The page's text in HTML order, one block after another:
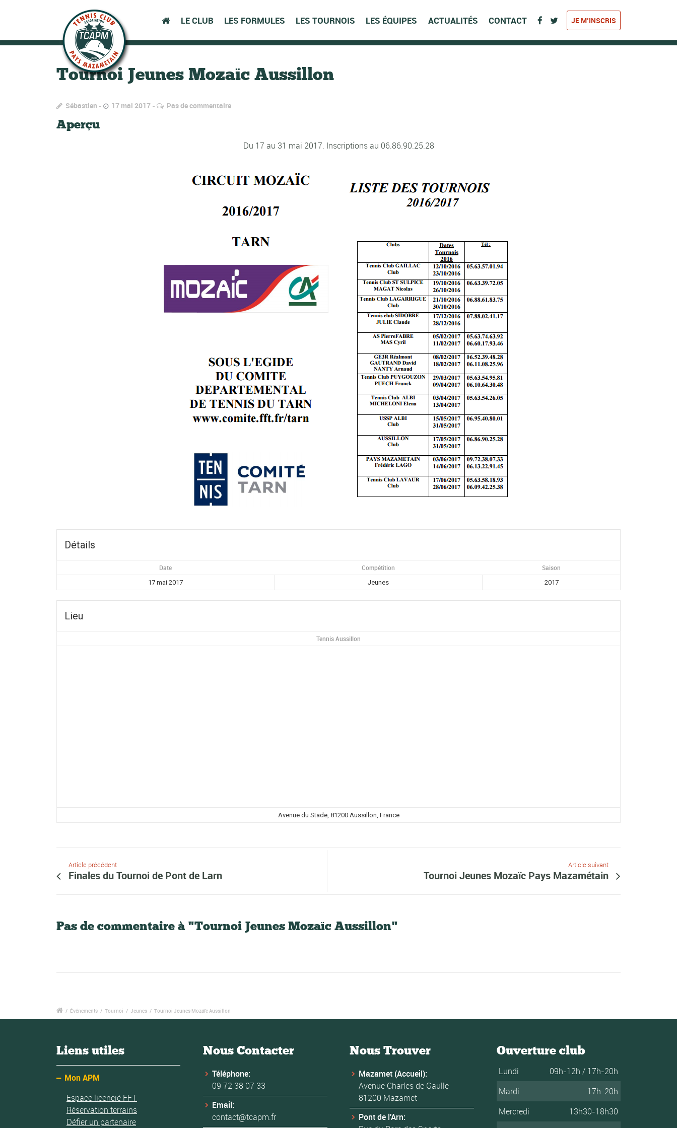
LE CLUB LES FORMULES LES TOURNOIS LES ÉQUIPES ACTUALITÉS CONTACT JE M’INSCRIS
Tournoi Jeunes Mozaïc Aussillon
Sébastien 17 mai 2017 Pas de commentaire
Aperçu
Du 17 au 31 mai 2017. Inscriptions au 06.86.90.25.28
Détails
Date Compétition Saison
17 mai 2017 Jeunes 2017
Lieu
Tennis Aussillon
Avenue du Stade, 81200 Aussillon, France
Article précédent
Finales du Tournoi de Pont de Larn
Article suivant
Tournoi Jeunes Mozaïc Pays Mazamétain
Pas de commentaire à "Tournoi Jeunes Mozaïc Aussillon"
/ Événements / Tournoi / Jeunes / Tournoi Jeunes Mozaïc Aussillon
Liens utiles
Mon APM
Espace licencié FFT
Réservation terrains
Défier un partenaire
Nous Contacter
Téléphone:
09 72 38 07 33
Email:
contact@tcapm.fr
Nous Trouver
Mazamet (Accueil):
Avenue Charles de Gaulle
81200 Mazamet
Pont de l'Arn:
Ouverture club
Lundi
09h-12h / 17h-20h
Mardi
17h-20h
Mercredi
13h30-18h30